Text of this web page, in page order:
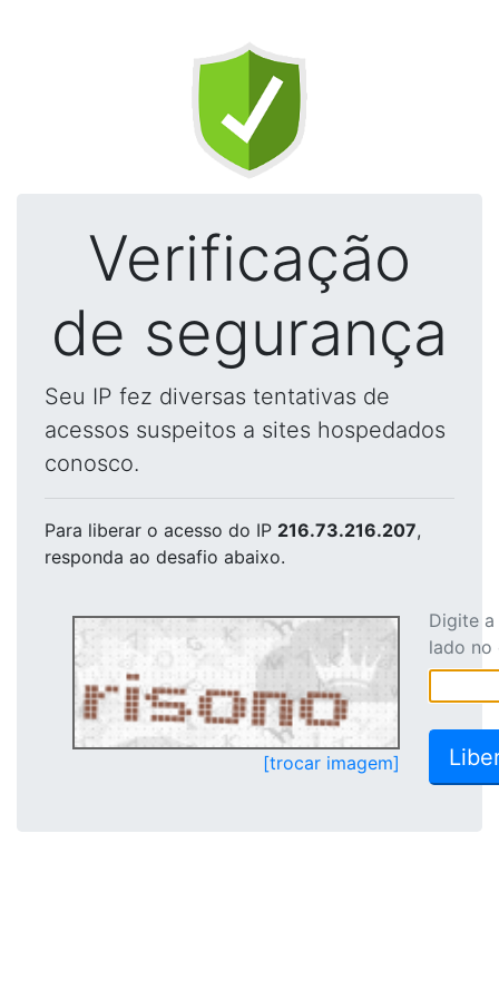
Verificação
de segurança
Seu IP fez diversas tentativas de
acessos suspeitos a sites hospedados
conosco.
Para liberar o acesso do IP 216.73.216.207,
responda ao desafio abaixo.
[trocar imagem]
Digite
lado no